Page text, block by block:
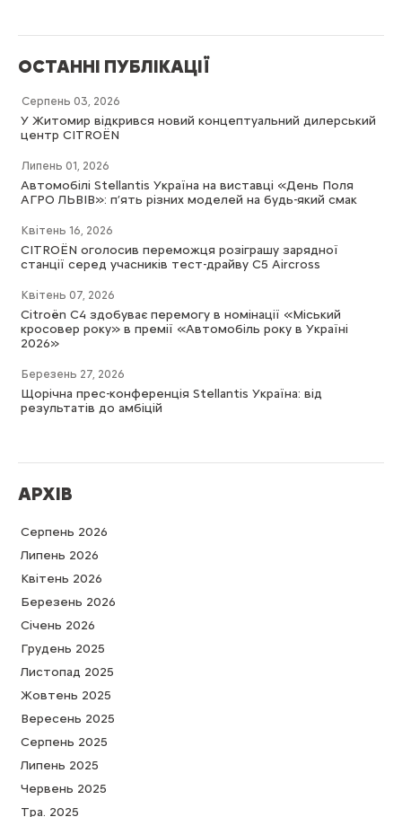
ОСТАННІ ПУБЛІКАЦІЇ
Серпень 03, 2026
У Житомир відкрився новий концептуальний дилерський
центр CITROËN
Липень 01, 2026
Автомобілі Stellantis Україна на виставці «День Поля
АГРО ЛЬВІВ»: п’ять різних моделей на будь-який смак
Квітень 16, 2026
CITROËN оголосив переможця розіграшу зарядної
станції серед учасників тест-драйву C5 Aircross
Квітень 07, 2026
Citroën C4 здобуває перемогу в номінації «Міський
кросовер року» в премії «Автомобіль року в Україні
2026»
Березень 27, 2026
Щорічна прес-конференція Stellantis Україна: від
результатів до амбіцій
АРХІВ
Серпень 2026
Липень 2026
Квітень 2026
Березень 2026
Cічень 2026
Грудень 2025
Листопад 2025
Жовтень 2025
Вересень 2025
Серпень 2025
Липень 2025
Червень 2025
Тра. 2025